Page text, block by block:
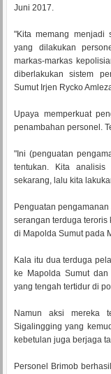
Juni 2017.
"Kita memang menjadi
yang dilakukan
markas-markas
diberlakukan sistem
Sumut Irjen Rycko
Upaya memperkuat
penambahan personel.
"Ini (penguatan
tentukan. Kita
sekarang, lalu kita
Penguatan
serangan terduga teroris
di Mapolda Sumut pada
Kala itu dua terduga
ke Mapolda Sumut
yang tengah tertidur di
Namun aksi mereka
Sigalingging yang
kebetulan juga berjaga
Personel Brimob